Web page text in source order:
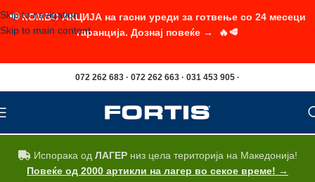
Skip to navigation
Skip to main content
072 262 683 · 072 262 663 · 031 453 905 ·
Испорака од ЛАГЕРниз цела територија на Македонија!
Повеќе од 2000 артикли на лагер во секое време! →
📢 КОМБО АКЦИЈА на гасни уреди за готвење со 24 месеци
гаранција. Дознај повеќе → 🔥🥩